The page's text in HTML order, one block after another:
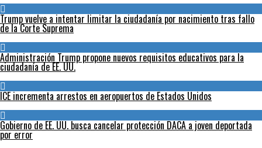
Trump vuelve a intentar limitar la ciudadanía por nacimiento tras fallo
de la Corte Suprema
Administración Trump propone nuevos requisitos educativos para la
ciudadanía de EE. UU.
ICE incrementa arrestos en aeropuertos de Estados Unidos
Gobierno de EE. UU. busca cancelar protección DACA a joven deportada
por error